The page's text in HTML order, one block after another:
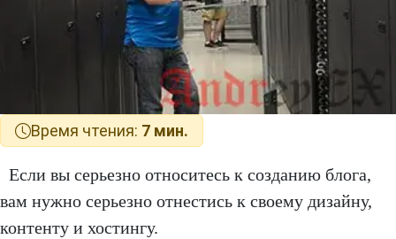
Время чтения: 7 мин.
Если вы серьезно относитесь к созданию блога,
вам нужно серьезно отнестись к своему дизайну,
контенту и хостингу.